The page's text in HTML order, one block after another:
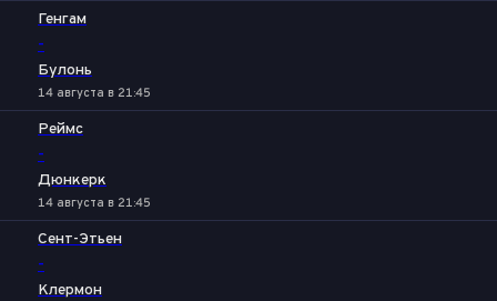
Генгам
-
Булонь
14 августа в 21:45
Реймс
-
Дюнкерк
14 августа в 21:45
Сент-Этьен
-
Клермон